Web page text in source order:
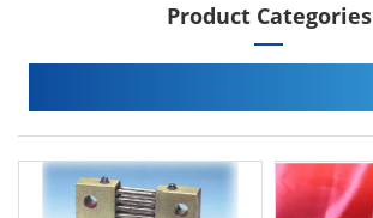
Product Categories